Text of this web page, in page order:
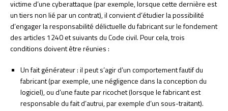
victime d’une cyberattaque (par exemple, lorsque cette dernière est
un tiers non lié par un contrat), il convient d’étudier la possibilité
d’engager la responsabilité délictuelle du fabricant sur le fondement
des articles 1240 et suivants du Code civil. Pour cela, trois
conditions doivent être réunies :
Un fait générateur : il peut s’agir d’un comportement fautif du
fabricant (par exemple, une négligence dans la conception du
logiciel), ou d’une faute par ricochet (lorsque le fabricant est
responsable du fait d’autrui, par exemple d’un sous-traitant).